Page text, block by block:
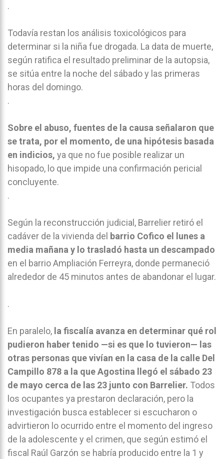
.
Todavía restan los análisis toxicológicos para
determinar si la niña fue drogada. La data de muerte,
según ratifica el resultado preliminar de la autopsia,
se sitúa entre la noche del sábado y las primeras
horas del domingo.
.
Sobre el abuso, fuentes de la causa señalaron que
se trata, por el momento, de una hipótesis basada
en indicios, ya que no fue posible realizar un
hisopado, lo que impide una confirmación pericial
concluyente.
.
Según la reconstrucción judicial, Barrelier retiró el
cadáver de la vivienda del barrio Cofico el lunes a
media mañana y lo trasladó hasta un descampado
en el barrio Ampliación Ferreyra, donde permaneció
alrededor de 45 minutos antes de abandonar el lugar.
.
En paralelo, la fiscalía avanza en determinar qué rol
pudieron haber tenido —si es que lo tuvieron— las
otras personas que vivían en la casa de la calle Del
Campillo 878 a la que Agostina llegó el sábado 23
de mayo cerca de las 23 junto con Barrelier. Todos
los ocupantes ya prestaron declaración, pero la
investigación busca establecer si escucharon o
advirtieron lo ocurrido entre el momento del ingreso
de la adolescente y el crimen, que según estimó el
fiscal Raúl Garzón se habría producido entre la 1 y